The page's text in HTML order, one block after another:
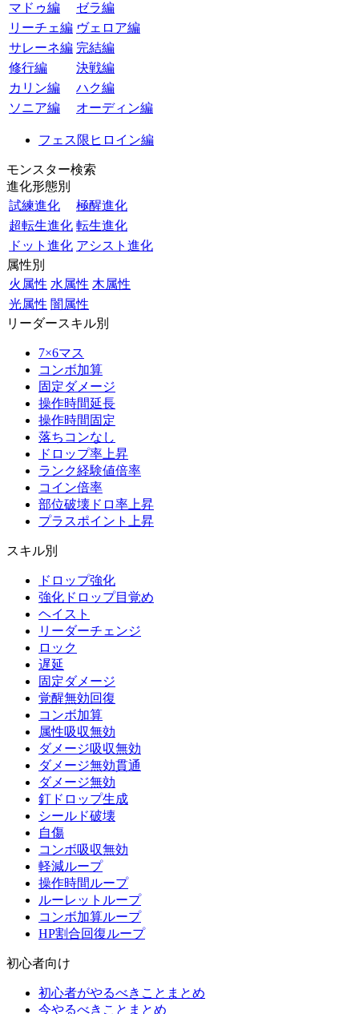
マドゥ編
ゼラ編
リーチェ編 ヴェロア編
サレーネ編 完結編
修行編
決戦編
カリン編
ハク編
ソニア編
オーディン編
フェス限ヒロイン編
モンスター検索
進化形態別
試練進化
極醒進化
超転生進化 転生進化
ドット進化 アシスト進化
属性別
火属性 水属性 木属性
光属性 闇属性
リーダースキル別
7×6マス
コンボ加算
固定ダメージ
操作時間延長
操作時間固定
落ちコンなし
ドロップ率上昇
ランク経験値倍率
コイン倍率
部位破壊ドロ率上昇
プラスポイント上昇
スキル別
ドロップ強化
強化ドロップ目覚め
ヘイスト
リーダーチェンジ
ロック
遅延
固定ダメージ
覚醒無効回復
コンボ加算
属性吸収無効
ダメージ吸収無効
ダメージ無効貫通
ダメージ無効
釘ドロップ生成
シールド破壊
自傷
コンボ吸収無効
軽減ループ
操作時間ループ
ルーレットループ
コンボ加算ループ
HP割合回復ループ
初心者向け
初心者がやるべきことまとめ
今やるべきことまとめ